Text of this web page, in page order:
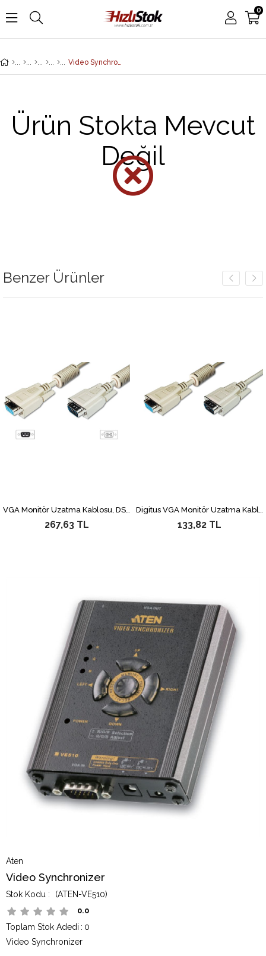
0
Video Synchronizer
Benzer Ürünler
VGA Monitör Uzatma Kablosu, DSUB 15 erkek <=> DSUB 15 dişi, 3Coax/7C, 2 x ferrite filtre, AWG 28, 1.80 metre, bej renk
267,63 TL
Digitus VGA Monitör Uzatma Kablosu, DSUB 15 erkek <=> DSUB 15 dişi, 3CF7C, AWG 28/30, 1.8 metre, bej renk
133,82 TL
Aten
Video Synchronizer
(ATEN-VE510)
0.0
Toplam Stok Adedi : 0
Video Synchronizer